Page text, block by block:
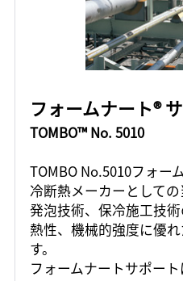
フォームナート®
TOMBO™ No. 5010
TOMBO No.5010フォー
冷断熱メーカーとして
発泡技術、保冷施工技
熱性、機械的強度に優
す。
フォームナートサポー